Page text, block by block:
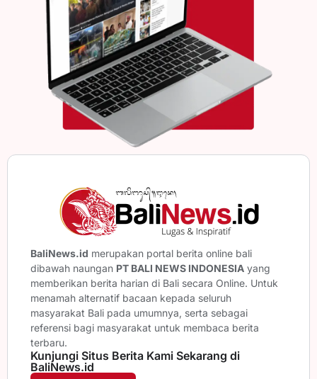
BaliNews.id merupakan portal berita online bali
dibawah naungan PT BALI NEWS INDONESIA yang
memberikan berita harian di Bali secara Online. Untuk
menamah alternatif bacaan kepada seluruh
masyarakat Bali pada umumnya, serta sebagai
referensi bagi masyarakat untuk membaca berita
terbaru.
Kunjungi Situs Berita Kami Sekarang di
BaliNews.id